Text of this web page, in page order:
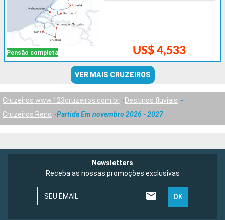
Pensão completa US$ 4,533
VER MAIS CRUZEIROS
Cruzeiros www.123cruzeiros.com.br
Destinos fluviais
Cruzeiros Reno
Partida Em novembro 2026 - 2027
Newsletters
Receba as nossas promoções exclusivas
SEU ÉMAIL OK